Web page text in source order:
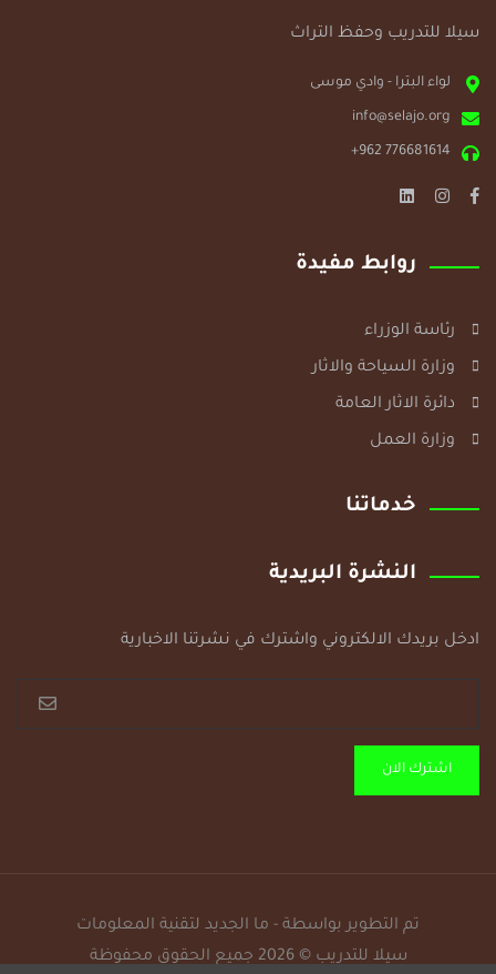
سيلا للتدريب وحفظ التراث
لواء البترا - وادي موسى
info@selajo.org
+962 776681614
روابط مفيدة
رئاسة الوزراء
وزارة السياحة والاثار
دائرة الاثار العامة
وزارة العمل
خدماتنا
النشرة البريدية
ادخل بريدك الالكتروني واشترك في نشرتنا الاخبارية
اشترك الان
تم التطوير بواسطة - ما الجديد لتقنية المعلومات
سيلا للتدريب © 2026 جميع الحقوق محفوظة